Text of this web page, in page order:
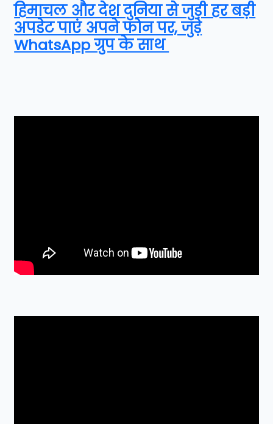
हिमाचल और देश दुनिया से जुड़ी हर बड़ी
अपडेट पाएं अपने फोन पर, जुड़े
WhatsApp ग्रुप के साथ